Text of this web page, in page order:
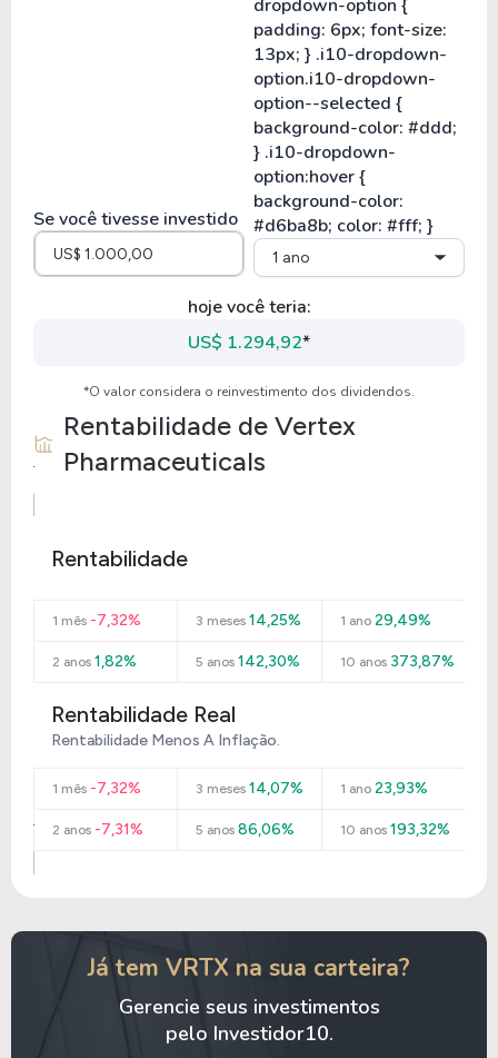
Se você tivesse investido
1 ano
hoje você teria:
US$ 1.294,92*
*O valor considera o reinvestimento dos dividendos.
Rentabilidade deVertex
Pharmaceuticals
Rentabilidade
1 mês -7,32% 3 meses 14,25% 1 ano29,49%
2 anos 1,82% 5 anos 142,30% 10 anos373,87%
Rentabilidade Real
Rentabilidade Menos A Inflação.
1 mês -7,32% 3 meses 14,07% 1 ano23,93%
2 anos -7,31% 5 anos 86,06% 10 anos193,32%
Já tem VRTX na sua carteira?
Gerencie seus investimentos
pelo Investidor10.